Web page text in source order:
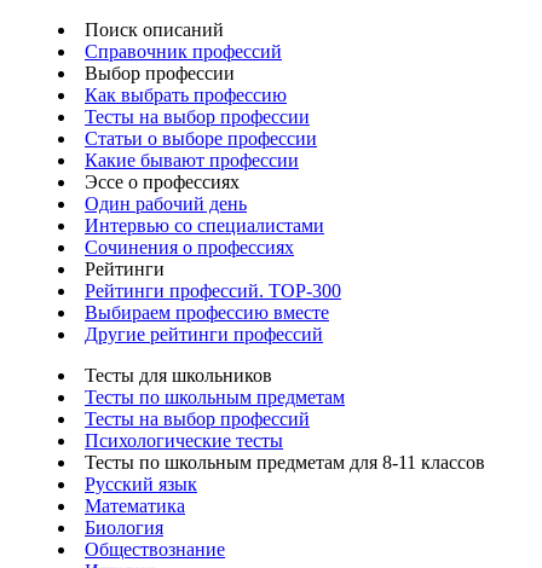
Поиск описаний
Справочник профессий
Выбор профессии
Как выбрать профессию
Тесты на выбор профессии
Статьи о выборе профессии
Какие бывают профессии
Эссе о профессиях
Один рабочий день
Интервью со специалистами
Сочинения о профессиях
Рейтинги
Рейтинги профессий. TOP-300
Выбираем профессию вместе
Другие рейтинги профессий
Тесты для школьников
Тесты по школьным предметам
Тесты на выбор профессий
Психологические тесты
Тесты по школьным предметам для 8-11 классов
Русский язык
Математика
Биология
Обществознание